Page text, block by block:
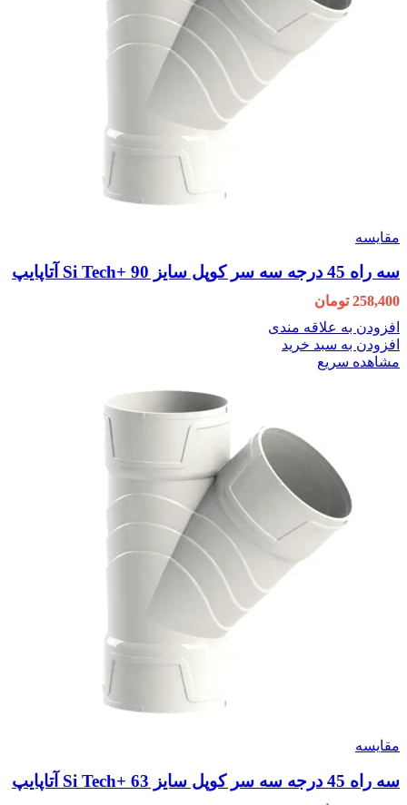
مقایسه
سه راه 45 درجه سه سر کوپل سایز 90 +Si Tech آتاپایپ
258,400 تومان
افزودن به علاقه مندی
افزودن به سبد خرید
مشاهده سریع
مقایسه
سه راه 45 درجه سه سر کوپل سایز 63 +Si Tech آتاپایپ